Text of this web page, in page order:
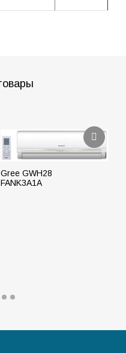
Gree GWH28
FANK3A1A